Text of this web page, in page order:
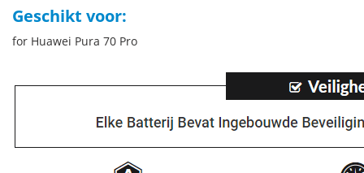
Geschikt voor:
for Huawei Pura 70 Pro